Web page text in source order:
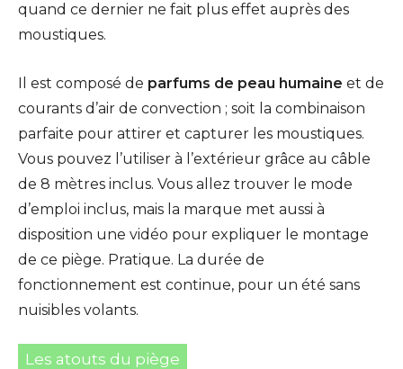
quand ce dernier ne fait plus effet auprès des
moustiques.
Il est composé de parfums de peau humaine et de
courants d’air de convection ; soit la combinaison
parfaite pour attirer et capturer les moustiques.
Vous pouvez l’utiliser à l’extérieur grâce au câble
de 8 mètres inclus. Vous allez trouver le mode
d’emploi inclus, mais la marque met aussi à
disposition une vidéo pour expliquer le montage
de ce piège. Pratique. La durée de
fonctionnement est continue, pour un été sans
nuisibles volants.
Les atouts du piège